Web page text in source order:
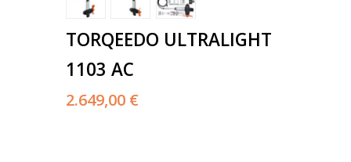
TORQEEDO ULTRALIGHT
1103 AC
2.649,00 €